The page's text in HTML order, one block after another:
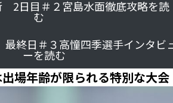
2日目＃２宮島水面徹底攻略を読
む
終日＃３高憧四季選手インタビ
ーを読む
場年齢が限られる特別な大会